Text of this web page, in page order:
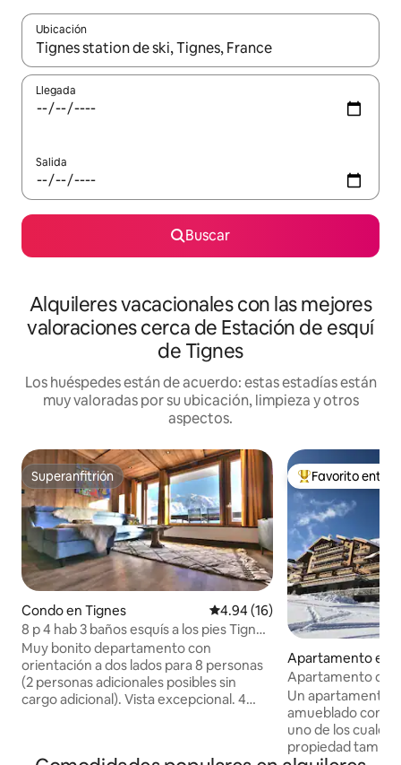
Ubicación
Cuando los resultados estén disponibles, navega con las
Llegada
Salida
Buscar
Alquileres vacacionales con las mejores
valoraciones cerca de Estación de esquí
de Tignes
Los huéspedes están de acuerdo: estas estadías están
muy valoradas por su ubicación, limpieza y otros
aspectos.
Superanfitrión
Superanfitrión
Condo en Tignes Calificación promedio: 4.94 de
4.94 (16)
8 p 4 hab 3 baños esquís a los pies Tignes
le LAC
Muy bonito departamento con
orientación a dos lados para 8 personas
(2 personas adicionales posibles sin
cargo adicional). Vista excepcional. 4
Favorito entre
Favorito entre
Apartamento en
Apartamento de
Tignes 1800 Les
Un apartamento
amueblado con 4
uno de los cuales
propiedad